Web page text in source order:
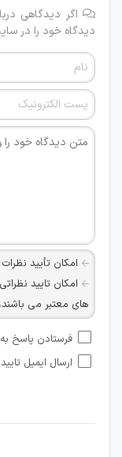
اگر دیدگاهی
دیدگاه خود را در
امکان تأیید
امکان تایید
های معتبر می
شبکه های مجازی
امکان تأیید
هرگونه تحریک،
غیر مجاز می باشد.
امکان هماهنگی
فرستادن پاسخ
ارسال ایمیل تایید